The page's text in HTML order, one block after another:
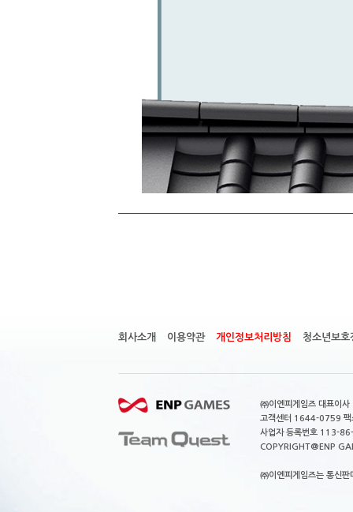
회사소개 이용약관 개인정보처리방침 청소년보호
㈜이엔피게임즈 대표이
고객센터 1644-0759
사업자 등록번호 113-
COPYRIGHT@ENP
㈜이엔피게임즈는 통신판